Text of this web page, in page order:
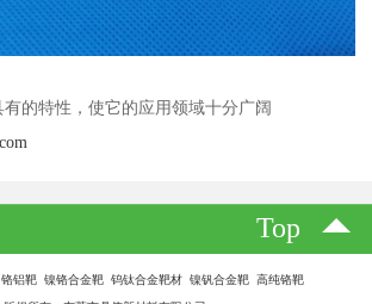
的特性，使它的应用领域十分广阔
Top
铝靶 镍铬合金靶 钨钛合金靶材 镍钒合金靶 高纯铬靶